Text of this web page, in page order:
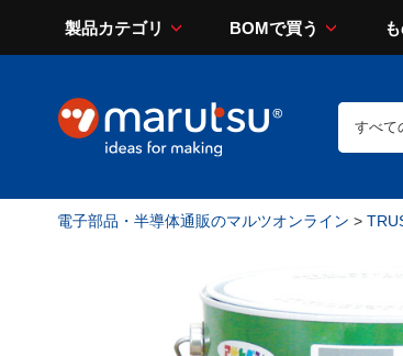
製品カテゴリ BOMで買う
電子部品・半導体通販のマルツオンライン >